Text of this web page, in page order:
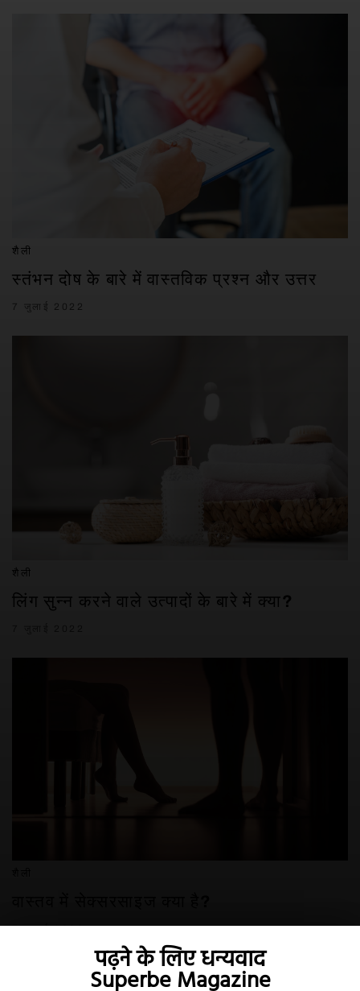
शैली
स्तंभन दोष के बारे में वास्तविक प्रश्न और उत्तर
7 जुलाई 2022
शैली
लिंग सुन्न करने वाले उत्पादों के बारे में क्या?
7 जुलाई 2022
पढ़ने के लिए धन्यवाद
Superbe Magazine